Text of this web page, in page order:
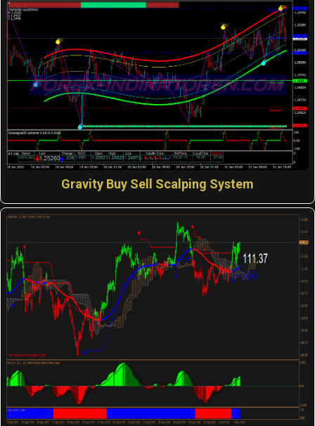
Gravity Buy Sell Scalping System